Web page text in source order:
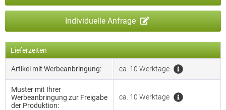
Individuelle Anfrage
Lieferzeiten
Artikel mit Werbeanbringung: ca. 10 Werktage
Muster mit Ihrer
Werbeanbringung zur Freigabe
der Produktion:
ca. 10 Werktage